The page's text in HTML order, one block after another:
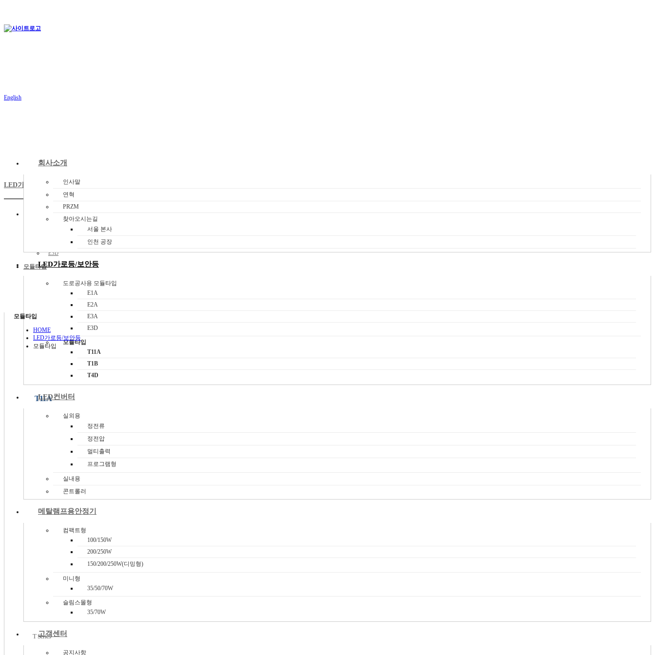
English
회사소개
인사말
연혁
PRZM
찾아오시는길
서울 본사
인천 공장
LED가로등/보안등
도로공사용 모듈타입
E1A
E2A
E3A
E3D
모듈타입
T11A
T1B
T4D
LED컨버터
실외용
정전류
정전압
멀티출력
프로그램형
실내용
콘트롤러
메탈램프용안정기
컴팩트형
100/150W
200/250W
150/200/250W(디밍형)
미니형
35/50/70W
슬림스몰형
35/70W
고객센터
공지사항
LED가로등/보안등
E3D
모듈타입
모듈타입
HOME
LED가로등/보안등
모듈타입
T11A
T Series